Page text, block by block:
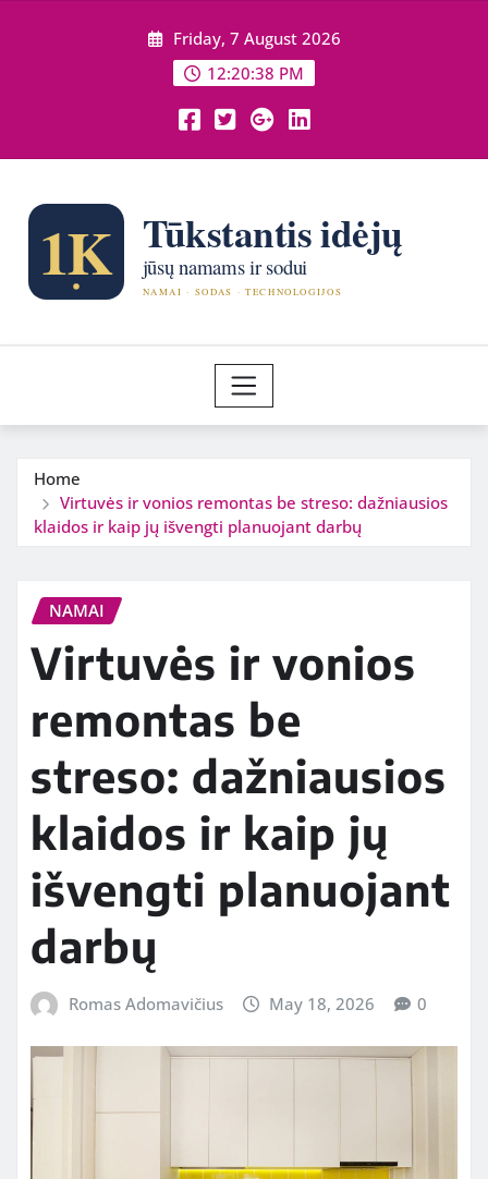
Friday, 7 August 2026
12:20:40 PM
Home
Virtuvės ir vonios remontas be streso: dažniausios
klaidos ir kaip jų išvengti planuojant darbų
NAMAI
Virtuvės ir vonios
remontas be
streso: dažniausios
klaidos ir kaip jų
išvengti planuojant
darbų
Romas Adomavičius May 18, 2026 0